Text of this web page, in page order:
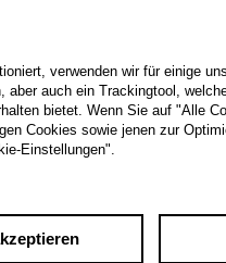
verwenden wir für einige
aber auch ein Trackingtool,
bietet. Wenn Sie auf "Alle
Cookies sowie jenen zur
Einstellungen".